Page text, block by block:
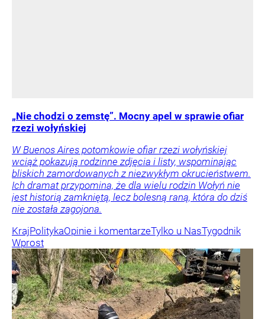
„Nie chodzi o zemstę”. Mocny apel w sprawie ofiar
rzezi wołyńskiej
W Buenos Aires potomkowie ofiar rzezi wołyńskiej
wciąż pokazują rodzinne zdjęcia i listy, wspominając
bliskich zamordowanych z niezwykłym okrucieństwem.
Ich dramat przypomina, że dla wielu rodzin Wołyń nie
jest historią zamkniętą, lecz bolesną raną, która do dziś
nie została zagojona.
KrajPolitykaOpinie i komentarzeTylko u NasTygodnik
Wprost